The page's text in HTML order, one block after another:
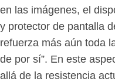
en las imágenes, el
y protector de pantalla
refuerza más aún toda
de por sí”. En este
allá de la resistencia